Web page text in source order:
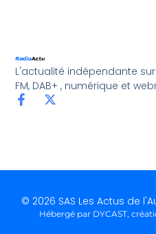
L'actualité indépendante
FM, DAB+ , numérique et
© 2026 SAS Les Actus de
Hébergé par DYCAST,